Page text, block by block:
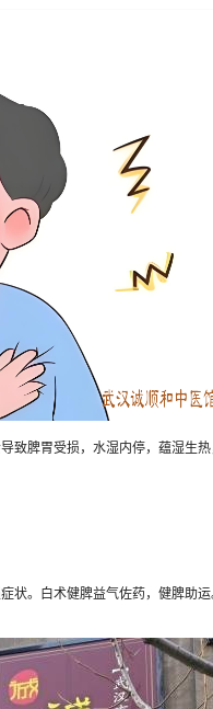
脾胃受损，水湿内停，蕴湿生
。白术健脾益气佐药，健脾助